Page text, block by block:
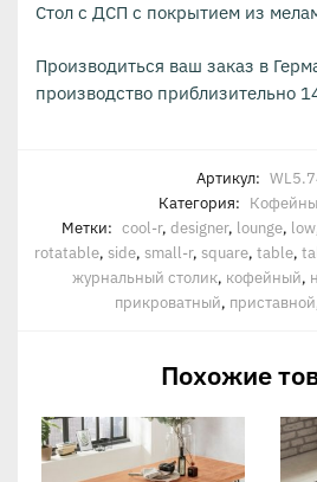
Стол с ДСП с покрытием из
Производиться ваш заказ в
производство приблизительно
Артикул:
Категория:
Метки: cool-r, designer, lounge, low
rotatable, side, small-r, square, table,
журнальный столик, кофейный,
прикроватный, приставной
Похожие